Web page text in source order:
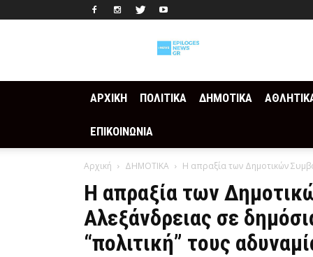
ΑΡΧΙΚΗ ΠΟΛΙΤΙΚΑ ΔΗΜΟΤΙΚΑ
ΕΠΙΚΟΙΝΩΝΙΑ
Αρχική ΔΗΜΟΤΙΚΑ Η απραξία των Δημοτικών
Η απραξία των
Αλεξάνδρειας σε
“πολιτική” τους